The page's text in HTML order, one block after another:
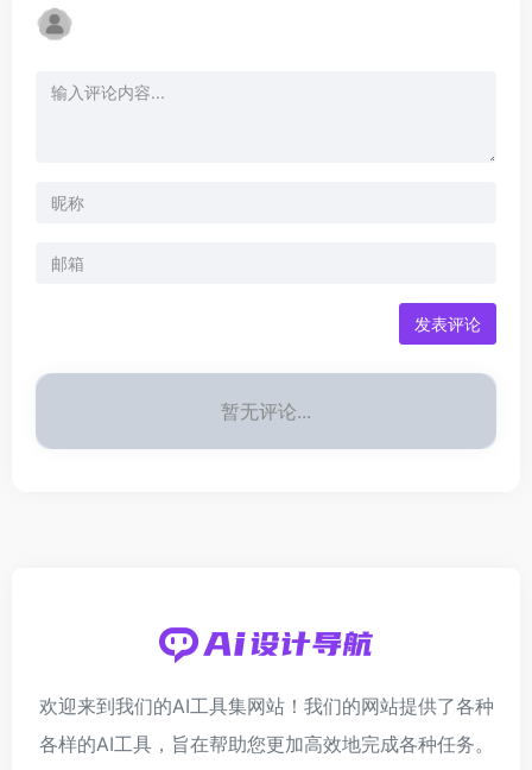
发表评论
暂无评论...
欢迎来到我们的AI工具集网站！我们的网站提供了各种
各样的AI工具，旨在帮助您更加高效地完成各种任务。